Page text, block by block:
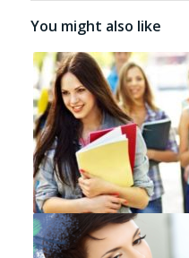
You might also like